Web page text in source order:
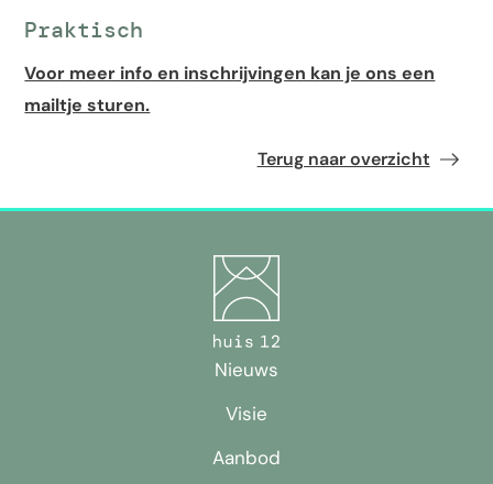
Praktisch
Voor meer info en inschrijvingen kan je ons een
mailtje sturen.
Terug naar overzicht
Nieuws
Visie
Aanbod